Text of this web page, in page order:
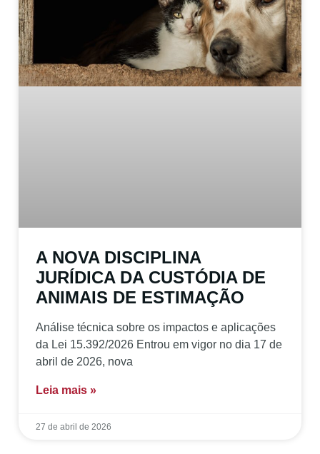
A NOVA DISCIPLINA
JURÍDICA DA CUSTÓDIA DE
ANIMAIS DE ESTIMAÇÃO
Análise técnica sobre os impactos e aplicações
da Lei 15.392/2026 Entrou em vigor no dia 17 de
abril de 2026, nova
Leia mais »
27 de abril de 2026